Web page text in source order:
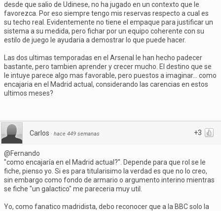
desde que salio de Udinese, no ha jugado en un contexto que le
favorezca. Por eso siempre tengo mis reservas respecto a cual es
su techo real. Evidentemente no tiene el empaque para justificar un
sistema a su medida, pero fichar por un equipo coherente con su
estilo de juego le ayudaria a demostrar lo que puede hacer.
Las dos ultimas temporadas en el Arsenal le han hecho padecer
bastante, pero tambien aprender y crecer mucho. El destino que se
le intuye parece algo mas favorable, pero puestos a imaginar... como
encajaria en el Madrid actual, considerando las carencias en estos
ultimos meses?
+3
Carlos · hace 449 semanas
@Fernando
"como encajaría en el Madrid actual?". Depende para que rol se le
fiche, pienso yo. Si es para titularisimo la verdad es que no lo creo,
sin embargo como fondo de armario o argumento interino mientras
se fiche "un galactico" me pareceria muy util.
Yo, como fanatico madridista, debo reconocer que a la BBC solo la